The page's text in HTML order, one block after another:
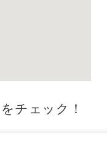
チェック！